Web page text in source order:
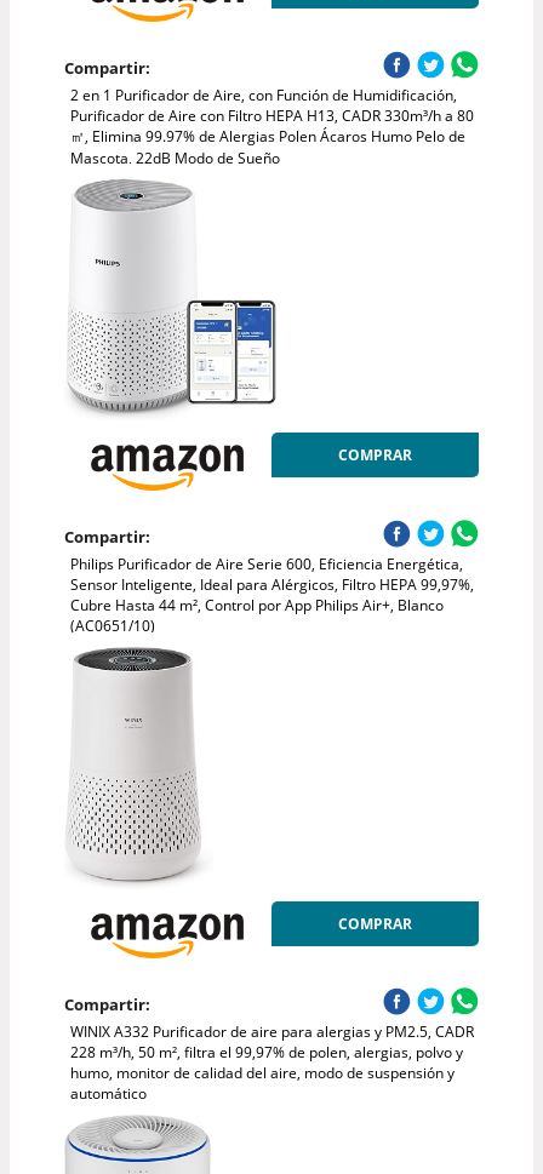
Compartir:
2 en 1 Purificador de Aire, con Función de Humidificación,
Purificador de Aire con Filtro HEPA H13, CADR 330m³/h a 80
㎡, Elimina 99.97% de Alergias Polen Ácaros Humo Pelo de
Mascota, 22dB Modo de Sueño
COMPRAR
Compartir:
Philips Purificador de Aire Serie 600, Eficiencia Energética,
Sensor Inteligente, Ideal para Alérgicos, Filtro HEPA 99,97%,
Cubre Hasta 44 m², Control por App Philips Air+, Blanco
(AC0651/10)
COMPRAR
Compartir:
WINIX A332 Purificador de aire para alergias y PM2.5, CADR
228 m³/h, 50 m², filtra el 99,97% de polen, alergias, polvo y
humo, monitor de calidad del aire, modo de suspensión y
automático